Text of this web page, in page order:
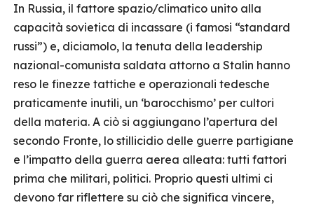
In Russia, il fattore spazio/climatico unito alla
capacità sovietica di incassare (i famosi “standard
russi”) e, diciamolo, la tenuta della leadership
nazional-comunista saldata attorno a Stalin hanno
reso le finezze tattiche e operazionali tedesche
praticamente inutili, un ‘barocchismo’ per cultori
della materia. A ciò si aggiungano l’apertura del
secondo Fronte, lo stillicidio delle guerre partigiane
e l’impatto della guerra aerea alleata: tutti fattori
prima che militari, politici. Proprio questi ultimi ci
devono far riflettere su ciò che significa vincere,